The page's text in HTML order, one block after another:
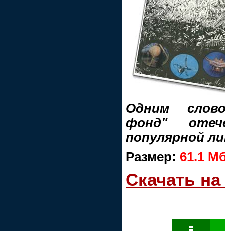
Одним
фонд"
популярной
Размер: 61.1
Скачать